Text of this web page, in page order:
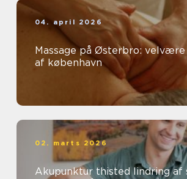
04. april 2026
Massage på Østerbro:
af københavn
02. marts 2026
Akupunktur thisted lindring af smerter